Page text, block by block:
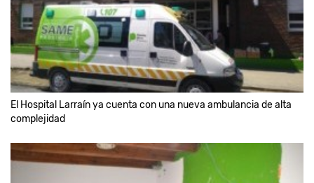
El Hospital Larraín ya cuenta con una nueva ambulancia de alta
complejidad